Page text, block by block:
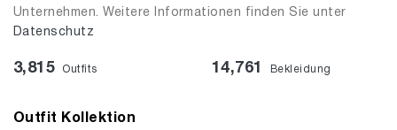
Unternehmen. Weitere Informationen finden Sie unter
Datenschutz
3,815 Outfits 14,761 Bekleidung
Outfit Kollektion